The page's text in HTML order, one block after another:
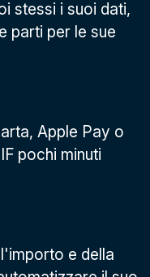
stessi i suoi dati,
parti per le sue
Apple Pay o
pochi minuti
e della